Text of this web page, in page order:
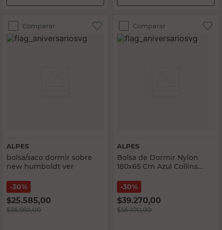
Comparar
ALPES
bolsa/saco dormir sobre
new humboldt ver
30%
$25.585,00
$36.550,00
Comparar
ALPES
Bolsa de Dormir Nylon
180x65 Cm Azul Collins
30%
$39.270,00
$56.100,00